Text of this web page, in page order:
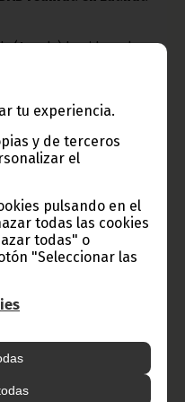
tu experiencia.
y de terceros
el
pulsando en el
todas las cookies
todas" o
"Seleccionar las
(Angola) ha sido en la
escenario de la
fabricados por mujeres